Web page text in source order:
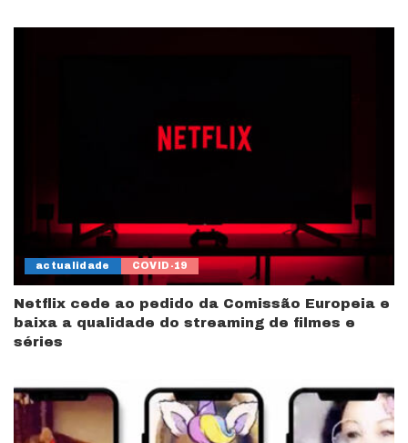
actualidade COVID-19
Netflix cede ao pedido da Comissão Europeia e
baixa a qualidade do streaming de filmes e
séries